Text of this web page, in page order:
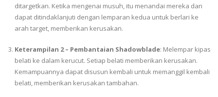
ditargetkan. Ketika mengenai musuh, itu menandai mereka dan
dapat ditindaklanjuti dengan lemparan kedua untuk berlari ke
arah target, memberikan kerusakan.
Keterampilan 2 – Pembantaian Shadowblade: Melempar kipas
belati ke dalam kerucut. Setiap belati memberikan kerusakan.
Kemampuannya dapat disusun kembali untuk memanggil kembali
belati, memberikan kerusakan tambahan.